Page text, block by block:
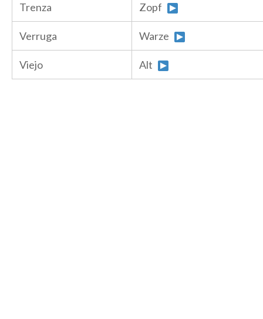
Trenza Zopf
Verruga Warze
Viejo Alt